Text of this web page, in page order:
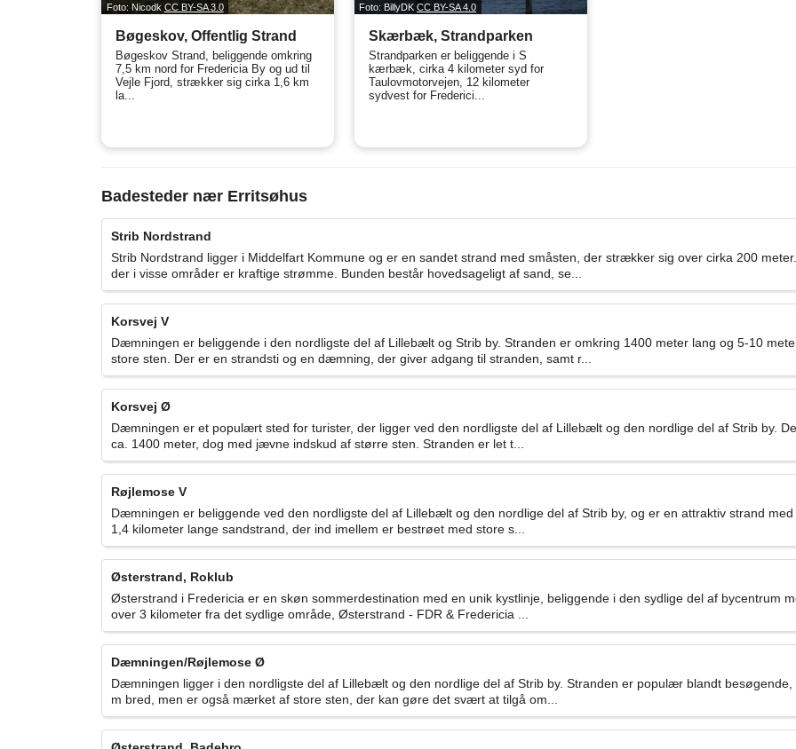
Foto: Nicodk CC BY-SA 3.0
Bøgeskov, Offentlig Strand
Bøgeskov Strand, beliggende omkring
7,5 km nord for Fredericia By og ud til
Vejle Fjord, strækker sig cirka 1,6 km
la...
Foto: BillyDKCC BY-SA 4.0
Skærbæk, Strandparken
Strandparken er beliggende i S
kærbæk, cirka 4 kilometer syd for
Taulovmotorvejen, 12 kilometer
sydvest for Frederici...
Badesteder nær Erritsøhus
Strib Nordstrand
Strib Nordstrand ligger i Middelfart Kommune og er en sandet strand med småsten, der strækker sig over cirka 200
der i visse områder er kraftige strømme. Bunden består hovedsageligt af sand, se...
Korsvej V
Dæmningen er beliggende i den nordligste del af Lillebælt og Strib by. Stranden er omkring 1400 meter lang og 5-10
store sten. Der er en strandsti og en dæmning, der giver adgang til stranden, samt r...
Korsvej Ø
Dæmningen er et populært sted for turister, der ligger ved den nordligste del af Lillebælt og den nordlige del af Strib by.
ca. 1400 meter, dog med jævne indskud af større sten. Stranden er let t...
Røjlemose V
Dæmningen er beliggende ved den nordligste del af Lillebælt og den nordlige del af Strib by, og er en attraktiv strand
1,4 kilometer lange sandstrand, der ind imellem er bestrøet med store s...
Østerstrand, Roklub
Østerstrand i Fredericia er en skøn sommerdestination med en unik kystlinje, beliggende i den sydlige del af bycentrum
over 3 kilometer fra det sydlige område, Østerstrand - FDR & Fredericia ...
Dæmningen/Røjlemose Ø
Dæmningen ligger i den nordligste del af Lillebælt og den nordlige del af Strib by. Stranden er populær blandt
m bred, men er også mærket af store sten, der kan gøre det svært at tilgå om...